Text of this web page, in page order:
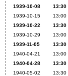
1939-10-08
13:30
1939-10-15
13:00
1939-10-22
13:30
1939-10-29
13:00
1939-11-05
13:30
1940-04-21
13:00
1940-04-28
13:30
1940-05-02
13:30